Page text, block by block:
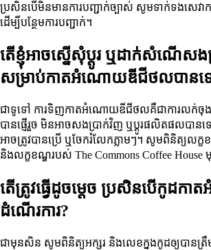
ប្រសិនបើមិនមានការបញ្ជាក់ច្បាស់ សូមទាក់ទងសេវ
ដើម្បីបន្ថែមការបញ្ជាក់។
តើខ្ញុំអាចស្នើសុំប្តូរ ឬដាក់សំណើសង
សម្រាប់កាតអំណោយឌីជីថលបានទ
ជាទូទៅ ការទិញកាតអំណោយឌីជីថលគឺជាការលក់ចុង
បានផ្ញើរួច មិនអាចសងប្រាក់វិញ ឬប្តូរផលិតផលបាន
អាចត្រូវបានប្រើ ឬចែករំលែកភ្លាមៗ។ សូមពិនិត្យលក្
និងលក្ខខណ្ឌរបស់ The Commons Coffee House
តើត្រូវធ្វើដូចម្តេច ប្រសិនបើកូដ
ដំណើរការ?
ជាមុនសិន សូមពិនិត្យអក្សរ និងលេខក្នុងកូដឲ្យបានត្រឹម